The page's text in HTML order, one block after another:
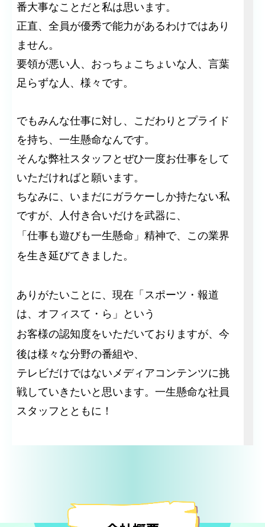
番大事なことだと私は思います。
正直、全員が優秀で能力があるわけではあり
ません。
要領が悪い人、おっちょこちょいな人、言葉
足らずな人、様々です。
でもみんな仕事に対し、こだわりとプライド
を持ち、一生懸命なんです。
そんな弊社スタッフとぜひ一度お仕事をして
いただければと願います。
ちなみに、いまだにガラケーしか持たない私
ですが、人付き合いだけを武器に、
「仕事も遊びも一生懸命」精神で、 この業界
を生き延びてきました。
ありがたいことに、現在「スポーツ・報道
は、オフィスて・ら」という
お客様の認知度をいただいておりますが、 今
後は様々な分野の番組や、
テレビだけではないメディアコンテンツに挑
戦していきたいと思います。一生懸命な社員
スタッフとともに！